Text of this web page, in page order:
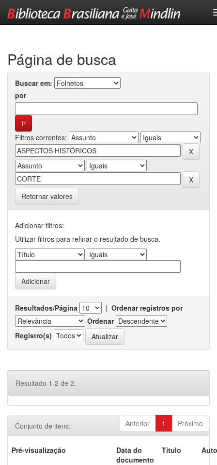
Página de busca
Buscar em:
por
Filtros correntes:
Retornar valores
Adicionar filtros:
Utilizar filtros para refinar o resultado de busca.
Resultados/Página | Ordenar registros por
Ordenar
Registro(s)
Resultado 1-2 de 2.
Anterior 1 Próximo
Conjunto de itens:
Pré-visualização
Data do
documento
Título